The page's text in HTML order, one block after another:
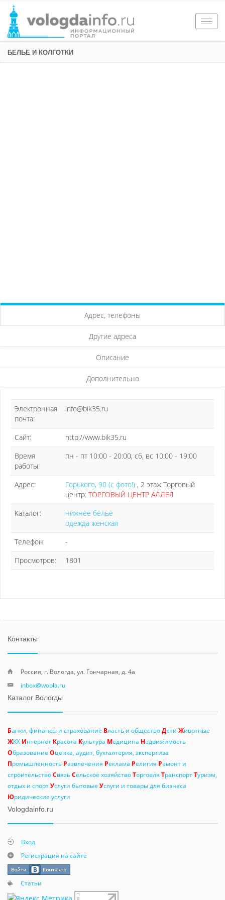
БЕЛЬЕ И КОЛГОТКИ
Адрес, телефоны
Другие адреса
Описание
Дополнительно
Электронная
почта:
info@bik35.ru
Сайт:
http://www.bik35.ru
Время
работы:
пн - пт 10:00 - 20:00, сб, вс 10:00 - 19:00
Адрес: Горького, 90 (с фото!) , 2 этаж Торговый
центр: ТОРГОВЫЙ ЦЕНТР АЛЛЕЯ
Каталог:
нижнее белье
одежда женская
Телефон:
-
Просмотров:
1801
Контакты
Россия, г. Вологда, ул. Гончарная, д. 4а
inbox@wobla.ru
Каталог Вологды
Банки, финансы и страхование Власть и обществоДети Животные
ЖКХ Интернет Красота Культура Медицина Недвижимость
Образование Оценка, аудит, бухгалтерия, экспертиза
Промышленность Развлечения Реклама Религия Ремонт и
строительствоСвязьСельское хозяйствоТорговля ТранспортТуризм,
отдых и спортУслуги бытовые Услуги и товары для бизнеса
Юридические услуги
Vologdainfo.ru
Вход
Регистрация на сайте
Статьи